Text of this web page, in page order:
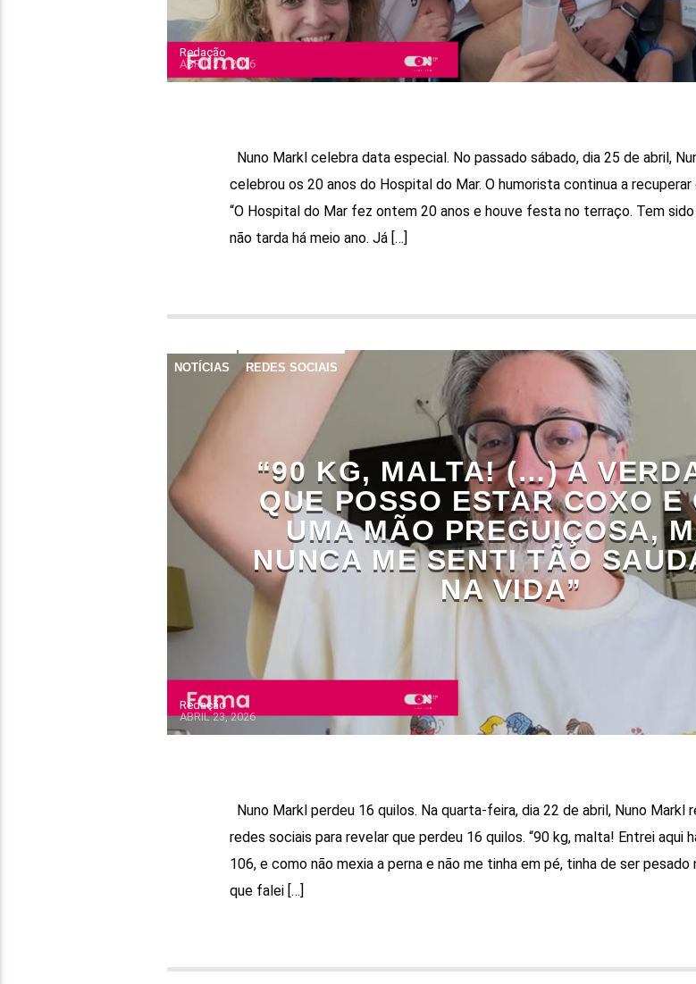
Redação
ABRIL 27, 2026
Nuno Markl celebra data especial. No passado sábado, dia 25 de abril,
celebrou os 20 anos do Hospital do Mar. O humorista continua a recuperar
“O Hospital do Mar fez ontem 20 anos e houve festa no terraço. Tem sido
não tarda há meio ano. Já […]
NOTÍCIAS REDES SOCIAIS
“90 KG, MALTA! (…) A
QUE POSSO ESTAR COXO E
UMA MÃO PREGUIÇOSA,
NUNCA ME SENTI TÃO
NA VIDA”
Redação
ABRIL 23, 2026
Nuno Markl perdeu 16 quilos. Na quarta-feira, dia 22 de abril, Nuno Markl
redes sociais para revelar que perdeu 16 quilos. “90 kg, malta! Entrei aqui
106, e como não mexia a perna e não me tinha em pé, tinha de ser pesado
que falei […]